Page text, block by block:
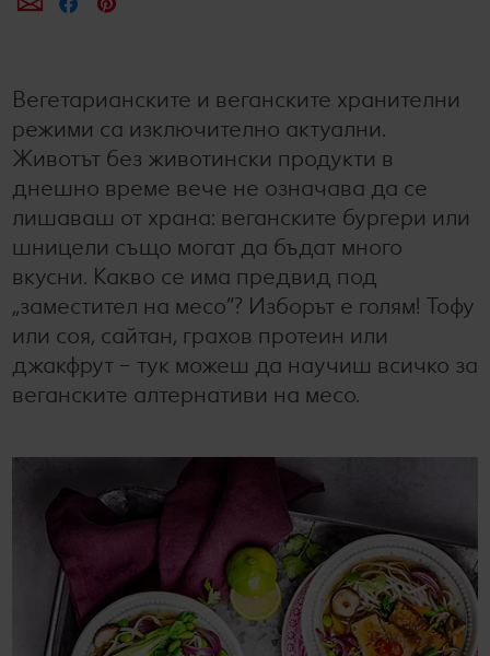
Вегетарианските и веганските хранителни
режими са изключително актуални.
Животът без животински продукти в
днешно време вече не означава да се
лишаваш от храна: веганските бургери или
шницели също могат да бъдат много
вкусни. Какво се има предвид под
„заместител на месо“? Изборът е голям! Тофу
или соя, сайтан, грахов протеин или
джакфрут – тук можеш да научиш всичко за
веганските алтернативи на месо.